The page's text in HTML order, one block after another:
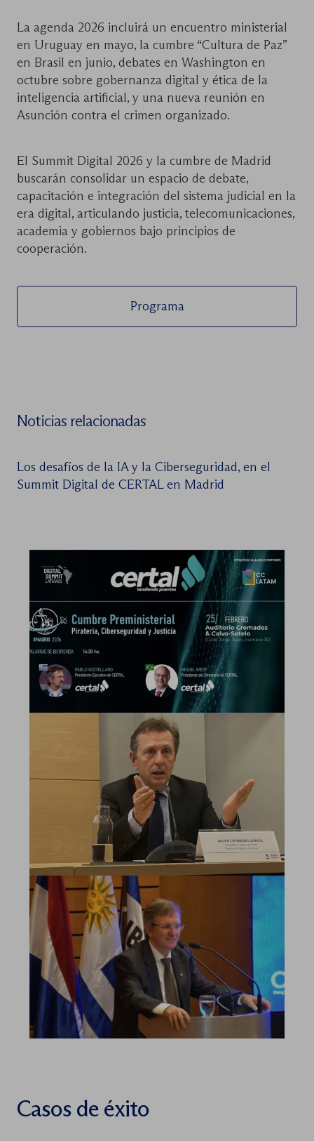
La agenda 2026 incluirá un encuentro ministerial
en Uruguay en mayo, la cumbre “Cultura de Paz”
en Brasil en junio, debates en Washington en
octubre sobre gobernanza digital y ética de la
inteligencia artificial, y una nueva reunión en
Asunción contra el crimen organizado.
El Summit Digital 2026 y la cumbre de Madrid
buscarán consolidar un espacio de debate,
capacitación e integración del sistema judicial en la
era digital, articulando justicia, telecomunicaciones,
academia y gobiernos bajo principios de
cooperación.
Programa
Noticias relacionadas
Los desafíos de la IA y la Ciberseguridad, en el
Summit Digital de CERTAL en Madrid
Casos de éxito